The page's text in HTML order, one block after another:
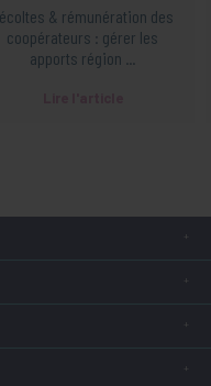
& rémunération des
coopérateurs : gérer les
apports région ...